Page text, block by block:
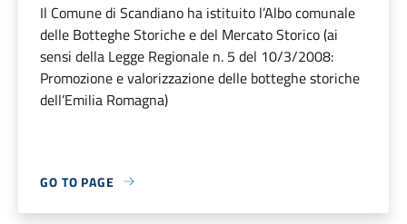
Il Comune di Scandiano ha istituito l’Albo comunale
delle Botteghe Storiche e del Mercato Storico (ai
sensi della Legge Regionale n. 5 del 10/3/2008:
Promozione e valorizzazione delle botteghe storiche
dell’Emilia Romagna)
GO TO PAGE